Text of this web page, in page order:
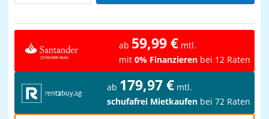
ab 59,99 € mtl.
mit 0% Finanzieren bei 12 Raten
ab 179,97 € mtl.
schufafrei Mietkaufen bei 72 Raten